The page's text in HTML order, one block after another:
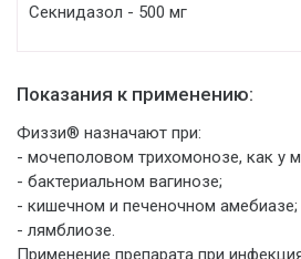
Секнидазол - 500 мг
Показания к применению:
Физзи® назначают при:
- мочеполовом трихомонозе, как у
- бактериальном вагинозе;
- кишечном и печеночном амебиазе;
- лямблиозе.
Применение препарата при